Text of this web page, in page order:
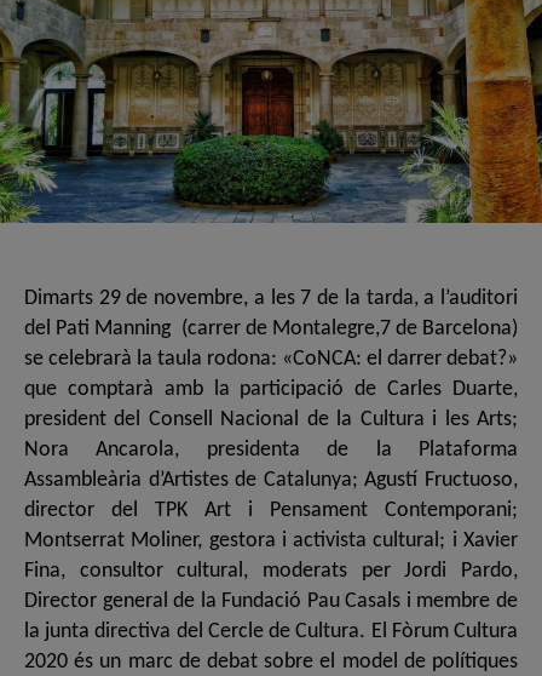
Dimarts 29 de novembre, a les 7 de la tarda, a l’auditori
del Pati Manning (carrer de Montalegre,7 de Barcelona)
se celebrarà la taula rodona: «CoNCA: el darrer debat?»
que comptarà amb la participació de Carles Duarte,
president del Consell Nacional de la Cultura i les Arts;
Nora Ancarola, presidenta de la Plataforma
Assambleària d’Artistes de Catalunya; Agustí Fructuoso,
director del TPK Art i Pensament Contemporani;
Montserrat Moliner, gestora i activista cultural; i Xavier
Fina, consultor cultural, moderats per Jordi Pardo,
Director general de la Fundació Pau Casals i membre de
la junta directiva del Cercle de Cultura. El Fòrum Cultura
2020 és un marc de debat sobre el model de polítiques